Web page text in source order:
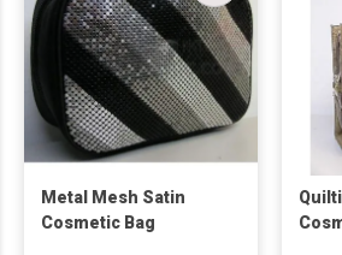
Metal Mesh Satin
Cosmetic Bag